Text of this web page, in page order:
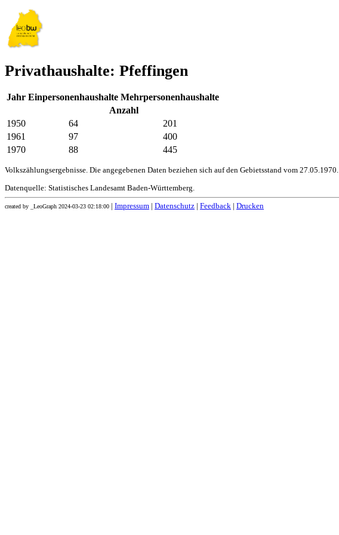
Privathaushalte: Pfeffingen
Jahr Einpersonenhaushalte Mehrpersonenhaushalte
Anzahl
1950
64
201
1961
97
400
1970
88 445
Volkszählungsergebnisse. Die angegebenen Daten beziehen sich auf den Gebietsstand vom 27.05.1970.
Datenquelle: Statistisches Landesamt Baden-Württemberg.
created by _LeoGraph 2024-03-23 02:18:00 Impressum Datenschutz Feedback Drucken